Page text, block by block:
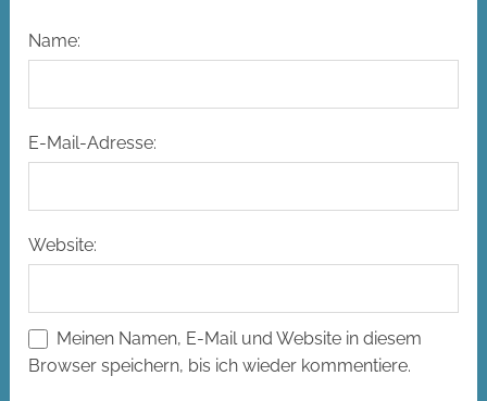
Name:
E-Mail-Adresse:
Website:
Meinen Namen, E-Mail und Website in diesem
Browser speichern, bis ich wieder kommentiere.